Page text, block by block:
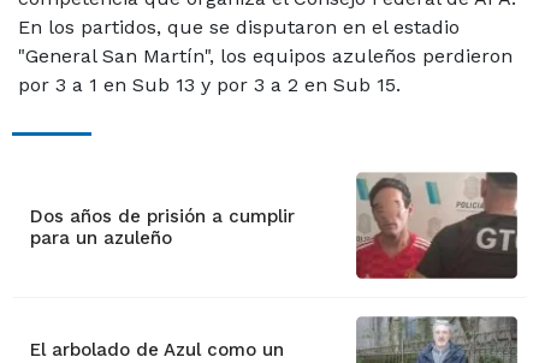
En los partidos, que se disputaron en el estadio
"General San Martín", los equipos azuleños perdieron
por 3 a 1 en Sub 13 y por 3 a 2 en Sub 15.
Dos años de prisión a cumplir
para un azuleño
El arbolado de Azul como un